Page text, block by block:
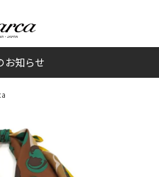
お知らせ